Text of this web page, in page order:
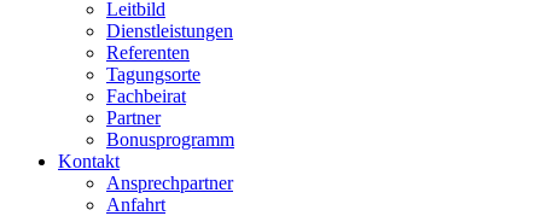
Leitbild
Dienstleistungen
Referenten
Tagungsorte
Fachbeirat
Partner
Bonusprogramm
Kontakt
Ansprechpartner
Anfahrt